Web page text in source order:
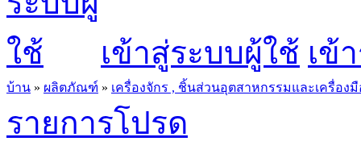
เข้าสู่ระบบผู้ใช้ เข้
บ้าน » ผลิตภัณฑ์ » เครื่องจักร , ชิ้นส่วนอุตสาหกรรมและเครื่อง
รายการโปรด